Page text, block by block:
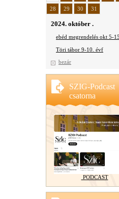
28
29 30 31
2024. október .
ebéd megrendelés okt 5-
Töri tábor 9-10. évf
bezár
SZIG-Podcast
csatorna
PODCAST